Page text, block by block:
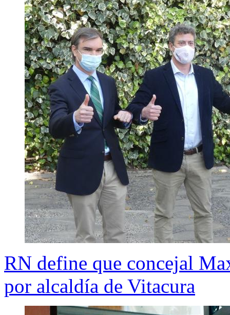
RN define que concejal
por alcaldía de Vitacura